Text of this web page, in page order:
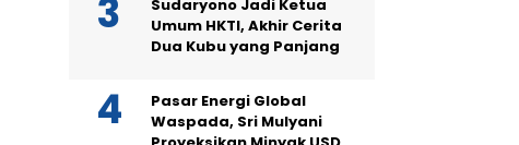
Sudaryono Jadi Ketua
Umum HKTI, Akhir Cerita
Dua Kubu yang Panjang
Pasar Energi Global
Waspada, Sri Mulyani